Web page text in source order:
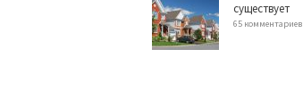
существует
65 комментариев